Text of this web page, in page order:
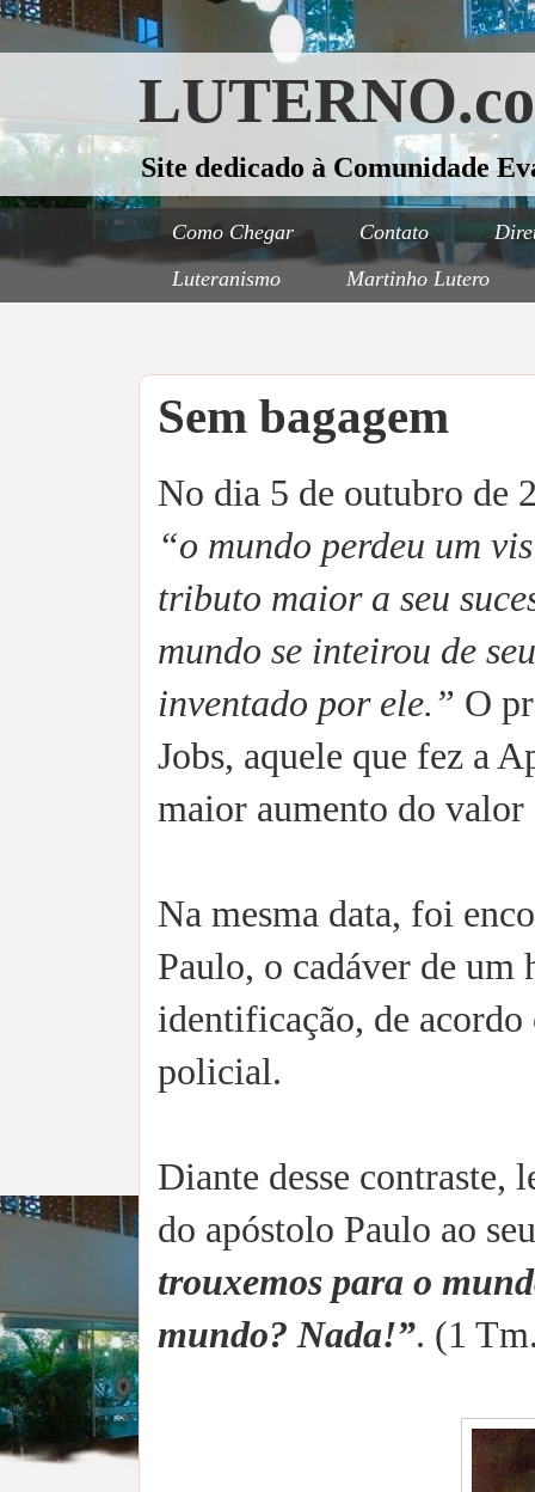
Site dedicado à Comunidade
Como Chegar Contato
Luteranismo
Martinho Lutero
Sem bagagem
No dia 5 de outubro de
“o mundo perdeu um
tributo maior a seu
mundo se inteirou de
inventado por ele.” O
Jobs, aquele que fez a
maior aumento do
Na mesma data, foi
Paulo, o cadáver de um
identificação, de
policial.
Diante desse contraste,
do apóstolo Paulo ao
trouxemos para o
mundo? Nada!”. (1